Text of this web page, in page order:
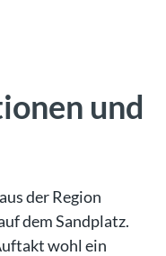
und
der Region
dem Sandplatz.
wohl ein